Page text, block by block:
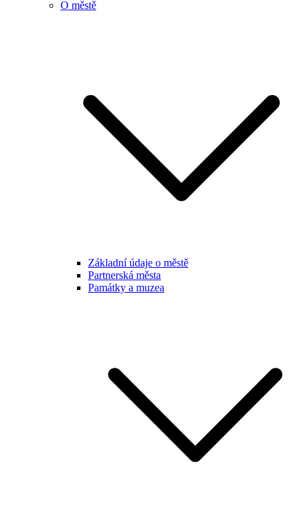
O městě
Základní údaje o městě
Partnerská města
Památky a muzea